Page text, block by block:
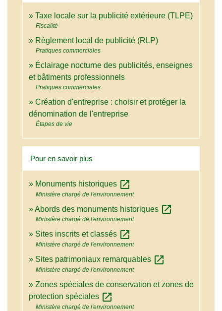
Taxe locale sur la publicité extérieure (TLPE)
Fiscalité
Règlement local de publicité (RLP)
Pratiques commerciales
Éclairage nocturne des publicités, enseignes
et bâtiments professionnels
Pratiques commerciales
Création d'entreprise : choisir et protéger la
dénomination de l'entreprise
Étapes de vie
Pour en savoir plus
Monuments historiques open_in_new
Ministère chargé de l'environnement
Abords des monuments historiques open_in_new
Ministère chargé de l'environnement
Sites inscrits et classés open_in_new
Ministère chargé de l'environnement
Sites patrimoniaux remarquables open_in_new
Ministère chargé de l'environnement
Zones spéciales de conservation et zones de
protection spéciales open_in_new
Ministère chargé de l'environnement